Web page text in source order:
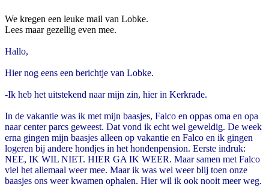
We kregen een leuke mail van Lobke.
Lees maar gezellig even mee.
Hallo,
Hier nog eens een berichtje van Lobke.
-Ik heb het uitstekend naar mijn zin, hier in Kerkrade.
In de vakantie was ik met mijn baasjes, Falco en oppas oma en opa
naar center parcs geweest. Dat vond ik echt wel geweldig. De week
erna gingen mijn baasjes alleen op vakantie en Falco en ik gingen
logeren bij andere hondjes in het hondenpension. Eerste indruk:
NEE, IK WIL NIET. HIER GA IK WEER. Maar samen met Falco
viel het allemaal weer mee. Maar ik was wel weer blij toen onze
baasjes ons weer kwamen ophalen. Hier wil ik ook nooit meer weg.